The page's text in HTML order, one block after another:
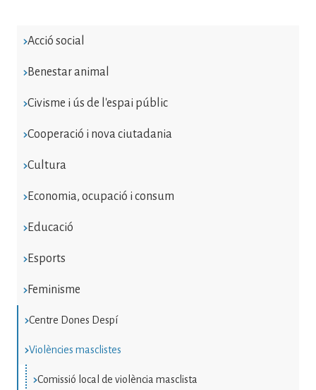
Acció social
Benestar animal
Civisme i ús de l'espai públic
Cooperació i nova ciutadania
Cultura
Economia, ocupació i consum
Educació
Esports
Feminisme
Centre Dones Despí
Violències masclistes
Comissió local de violència masclista